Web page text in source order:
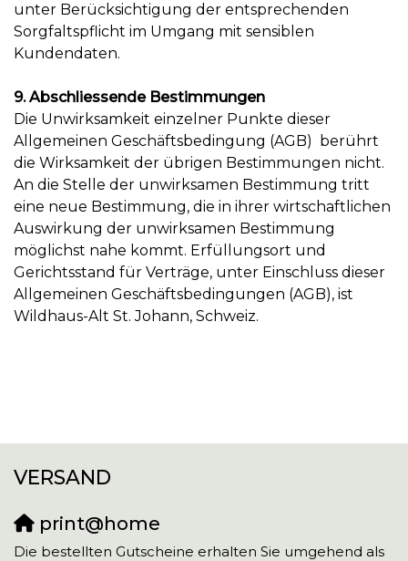
unter Berücksichtigung der entsprechenden
Sorgfaltspflicht im Umgang mit sensiblen
Kundendaten.
9. Abschliessende Bestimmungen
Die Unwirksamkeit einzelner Punkte dieser
Allgemeinen Geschäftsbedingung (AGB) berührt
die Wirksamkeit der übrigen Bestimmungen nicht.
An die Stelle der unwirksamen Bestimmung tritt
eine neue Bestimmung, die in ihrer wirtschaftlichen
Auswirkung der unwirksamen Bestimmung
möglichst nahe kommt. Erfüllungsort und
Gerichtsstand für Verträge, unter Einschluss dieser
Allgemeinen Geschäftsbedingungen (AGB), ist
Wildhaus-Alt St. Johann, Schweiz.
VERSAND
print@home
Die bestellten Gutscheine erhalten Sie umgehend als